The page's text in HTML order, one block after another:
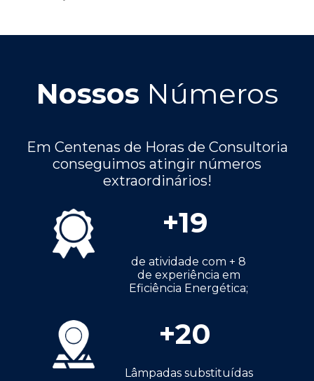
Nossos Números
Em Centenas de Horas de Consultoria
conseguimos atingir números
extraordinários!
+19
de atividade com + 8
de experiência em
Eficiência Energética;
+20
Lâmpadas substituídas